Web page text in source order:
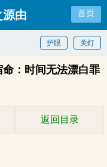
源由 首页
关灯
护眼
：时间无法漂白罪
返回目录